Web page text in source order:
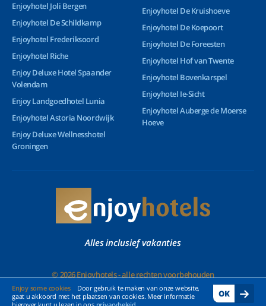
Enjoy some cookies
Door gebruik te maken van onze website,
gaat u akkoord met het plaatsen van cookies. Meer informatie
OK
Enjoyhotel Joli Bergen
Enjoyhotel De Schildkamp
Enjoyhotel Frederiksoord
Enjoyhotel Riche
Enjoy Deluxe Hotel Spaander
Volendam
Enjoy Landgoedhotel Lunia
Enjoyhotel Astoria Noordwijk
Enjoy Deluxe Wellnesshotel
Groningen
Enjoyhotel De Kruishoeve
Enjoyhotel De Koepoort
Enjoyhotel De Foreesten
Enjoyhotel Hof van Twente
Enjoyhotel Bovenkarspel
Enjoyhotel Ie-Sicht
Enjoyhotel Auberge de Moerse
Hoeve
Alles inclusief vakanties
© 2026 Enjoyhotels - alle rechten voorbehouden